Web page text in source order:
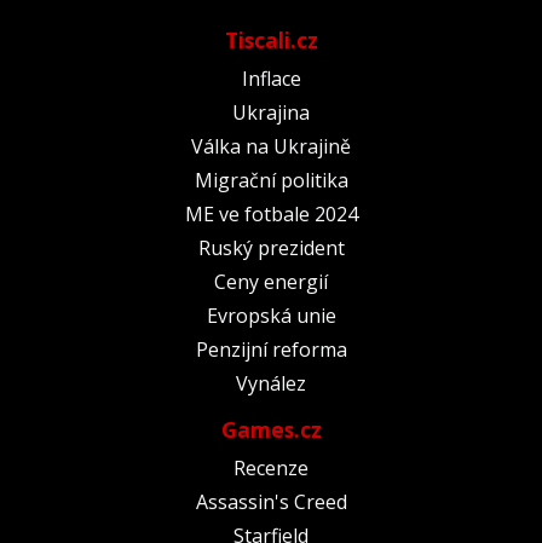
Tiscali.cz
Inflace
Ukrajina
Válka na Ukrajině
Migrační politika
ME ve fotbale 2024
Ruský prezident
Ceny energií
Evropská unie
Penzijní reforma
Vynález
Games.cz
Recenze
Assassin's Creed
Starfield